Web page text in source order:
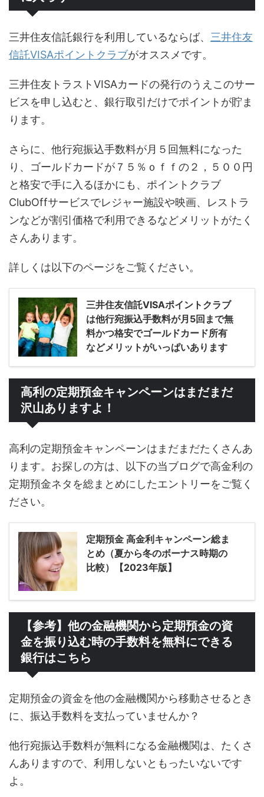
三井住友信託銀行を利用しているならば、 三井住友
信託VISAポイントクラブがオススメです。
三井住友トラストVISAカードの発行のうえこのサー
ビスを申し込むと、銀行取引だけでポイントが貯ま
ります。
さらに、他行宛振込手数料が月５回無料になった
り、ゴールドカードが７５％ｏｆｆの２，５００円
と格安で手に入るほかにも、ポイントクラブ
ClubOffサービスでレジャー施設や映画、レストラ
ンなどが割引価格で利用できるなどメリットがたく
さんあります。
詳しくは以下のページをご覧ください。
三井住友信託VISAポイントクラブ
は他行宛振込手数料が月5回まで無
料かつ格安でゴールドカード所有
などメリットがいっぱいあります
高利の定期預金キャンペーンはまだまだ
沢山ありますよ！
高利の定期預金キャンペーンはまだまだたくさんあ
ります。お探しの方は、以下の当ブログで高金利の
定期預金ネタを総まとめにしたエントリーをご覧く
ださい。
定期預金 高金利キャンペーン総ま
とめ（夏から冬のボーナス時期の
比較）【2023年版】
【参考】他の金融機関から定期預金の資
金を振り込む時の手数料を無料にできる
銀行はこちら
定期預金の資金を他の金融機関から移動させるとき
に、振込手数料を支払っていませんか？
他行宛振込手数料が無料になる金融機関は、たくさ
んありますので、利用しないともったいないです
よ。